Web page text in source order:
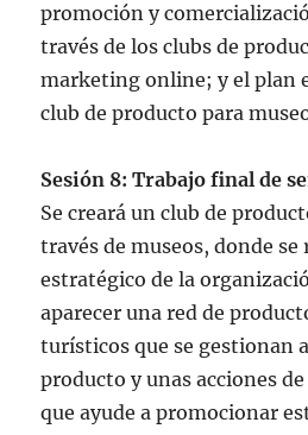
promoción y
través de los clubs de
marketing online; y el plan
club de producto para
Sesión 8: Trabajo final de
Se creará un club de
través de museos, donde se
estratégico de la
aparecer una red de
turísticos que se gestionan
producto y unas acciones
que ayude a promocionar